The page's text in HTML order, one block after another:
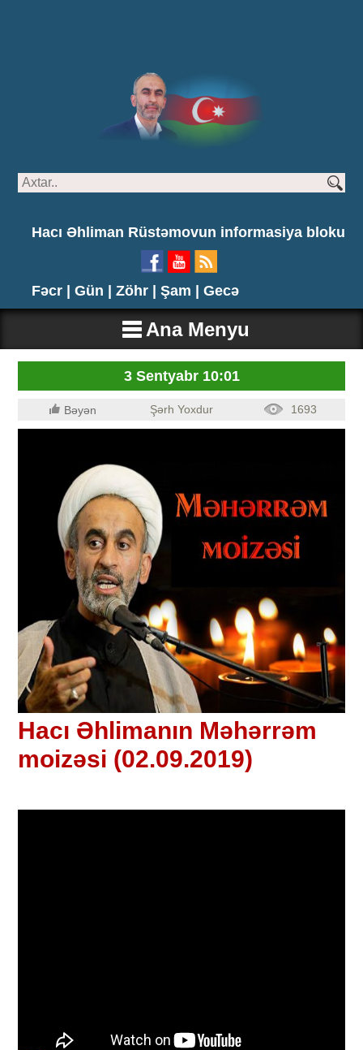
Hacı Əhliman Rüstəmovun informasiya bloku
Fəcr | Gün | Zöhr | Şam | Gecə
Ana Menyu
3 Sentyabr 10:01
Bəyən Şərh Yoxdur 1693
Hacı Əhlimanın Məhərrəm
moizəsi (02.09.2019)